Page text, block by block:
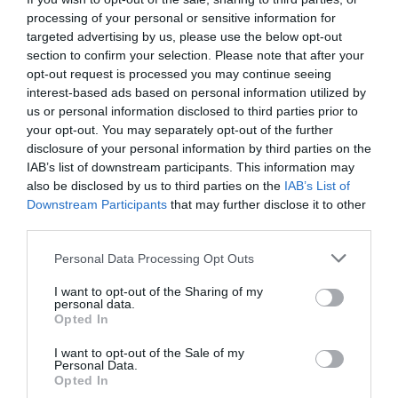
processing of your personal or sensitive information for
targeted advertising by us, please use the below opt-out
section to confirm your selection. Please note that after your
opt-out request is processed you may continue seeing
interest-based ads based on personal information utilized by
us or personal information disclosed to third parties prior to
your opt-out. You may separately opt-out of the further
disclosure of your personal information by third parties on the
IAB’s list of downstream participants. This information may
also be disclosed by us to third parties on the IAB’s List of
Downstream Participants that may further disclose it to other
Please note that this website/app uses one or more Google
not limited to your visit or usage behaviour. You may click to
grant or deny consent to Google and its third-party tags to
use your data for below specified purposes in below Google
consent section.
Personal Data Processing Opt Outs
I want to opt-out of the Sharing of my
personal data.
Opted In
I want to opt-out of the Sale of my
Personal Data.
Opted In
Ha színes virágokra vágyunk, amuskátlivagy apetúnia
választás lehet dézsás összeültetésekben. Ezek a növények hosszú
ideig virágoznak, és változatos színeikkel tovább fokozzák a
A mediterrán hangulatot erősítheti a zsálya,a kakukkfűvagy
akár asantolinais. Ezek a növények nemcsak dekoratívak,
hanem kevés gondozást igényelnek, és jól alkalmazkodnak a
napos, meleg környezethez.
bokorrá fejlődhet, ezért hagyjunk elegendő helyet a társnövények
számára.
Olvasd el ezt is!